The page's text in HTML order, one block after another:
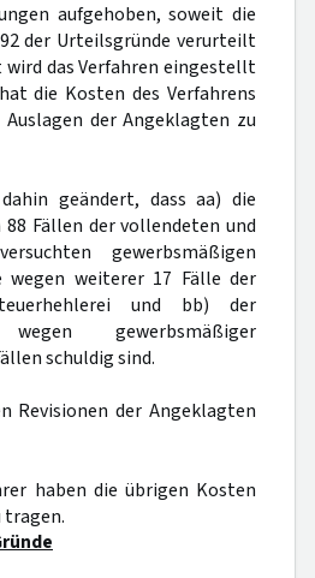
aufgehoben, soweit die
der Urteilsgründe verurteilt
wird das Verfahren eingestellt
die Kosten des Verfahrens
der Angeklagten zu
geändert, dass aa) die
Fällen der vollendeten und
gewerbsmäßigen
wegen weiterer 17 Fälle der
und bb) der
gewerbsmäßiger
schuldig sind.
Revisionen der Angeklagten
haben die übrigen Kosten